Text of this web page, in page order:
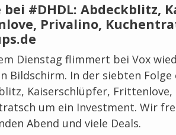
bei #DHDL: Abdeckblitz,
Privalino,
Dienstag flimmert bei Vox
Bildschirm. In der siebten
Kaiserschlüpfer, Frittenlove,
um ein Investment. Wir
Abend und viele Deals.